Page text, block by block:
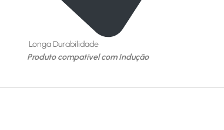
Longa Durabilidade
Produto compatível com Indução